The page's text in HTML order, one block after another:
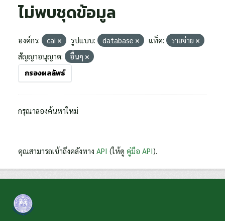
ไม่พบชุดข้อมูล
องค์กร: cai รูปแบบ: database แท็ค:
รายจ่าย
สัญญาอนุญาต:
อื่นๆ
กรองผลลัพธ์
กรุณาลองค้นหาใหม่
คุณสามารถเข้าถึงคลังทาง API (ให้ดู คู่มือ API).